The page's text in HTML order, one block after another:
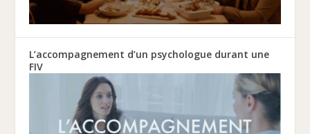
L’accompagnement d’un psychologue durant une
FIV